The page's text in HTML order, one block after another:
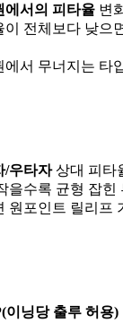
에서의 피타율 변
이 전체보다 낮으
에서 무너지는 타
/우타자상대 피타
을수록 균형 잡힌
원포인트 릴리프
이닝당 출루 허용)